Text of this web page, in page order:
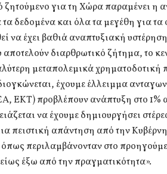
ζητούμενο για τη Χώρα παραμένει η
τα δεδομένα και όλα τα μεγέθη για
να έχει βαθιά αναπτυξιακή
διαρθρωτικό ζήτημα, το
μεταπολεμικά
έχουμε έλλειμμα
ΕΚΤ) προβλέπουν ανάπτυξη στο 1%
να έχουμε δημιουργήσει
πειστική απάντηση από την
περιλαμβάνονταν στο
έξω από την πραγματικότητα».